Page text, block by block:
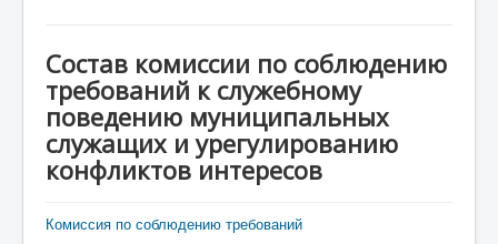
О КСП
Деятельность счетной палаты
Противодействие коррупции
Состав комиссии по соблюдению
требований к служебному
поведению муниципальных
служащих и урегулированию
конфликтов интересов
Комиссия по соблюдению требований